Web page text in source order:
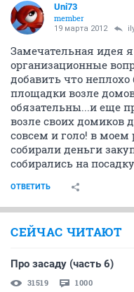
Uni73
member
19 марта 2012
Замечательная идея
организационные
добавить что
площадки возле
обязательны...и еще
возле своих домиков
совсем и голо! в моем
собирали деньги
собирались на посадку
ОТВЕТИТЬ
СЕЙЧАС ЧИТАЮТ
Про засаду (часть 6)
31519 1000